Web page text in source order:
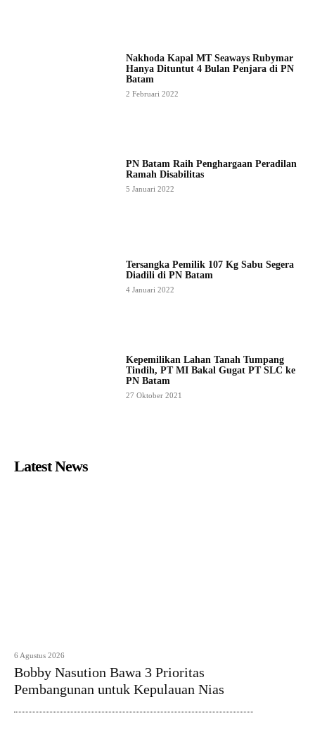
Nakhoda Kapal MT Seaways Rubymar
Hanya Dituntut 4 Bulan Penjara di PN
Batam
2 Februari 2022
PN Batam Raih Penghargaan Peradilan
Ramah Disabilitas
5 Januari 2022
Tersangka Pemilik 107 Kg Sabu Segera
Diadili di PN Batam
4 Januari 2022
Kepemilikan Lahan Tanah Tumpang
Tindih, PT MI Bakal Gugat PT SLC ke
PN Batam
27 Oktober 2021
Latest News
6 Agustus 2026
Bobby Nasution Bawa 3 Prioritas
Pembangunan untuk Kepulauan Nias